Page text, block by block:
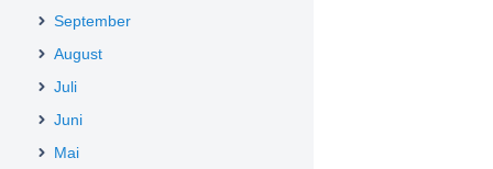
September
August
Juli
Juni
Mai